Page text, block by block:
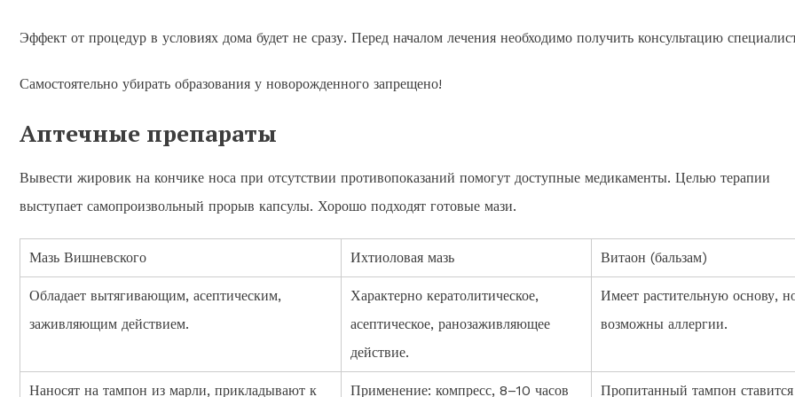
Эффект от процедур в условиях дома будет не сразу. Перед началом лечения необходимо получить консультацию
Самостоятельно убирать образования у новорожденного запрещено!
Аптечные препараты
Вывести жировик на кончике носа при отсутствии противопоказаний помогут доступные медикаменты. Целью терапии
выступает самопроизвольный прорыв капсулы. Хорошо подходят готовые мази.
Мазь Вишневского Ихтиоловая мазь Витаон (бальзам)
Обладает вытягивающим, асептическим,
заживляющим действием.
Характерно кератолитическое,
асептическое, ранозаживляющее
действие.
Имеет растительную основу,
возможны аллергии.
Наносят на тампон из марли, прикладывают к Применение: компресс, 8–10 часов Пропитанный тампон